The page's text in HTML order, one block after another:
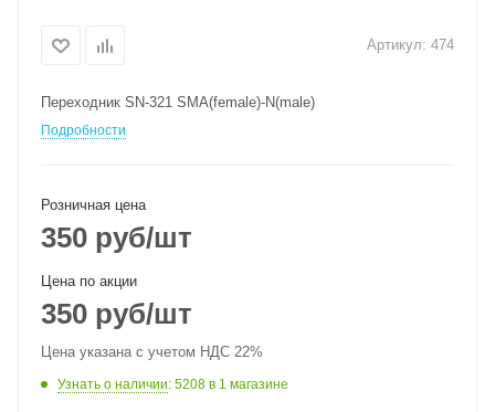
Артикул: 474
Переходник SN-321 SMA(female)-N(male)
Подробности
Розничная цена
350 руб/шт
Цена по акции
350 руб/шт
Цена указана с учетом НДС 22%
Узнать о наличии: 5208 в 1 магазине